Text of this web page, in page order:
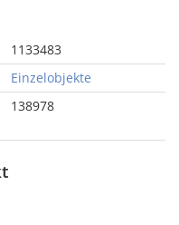
1133483
Einzelobjekte
138978